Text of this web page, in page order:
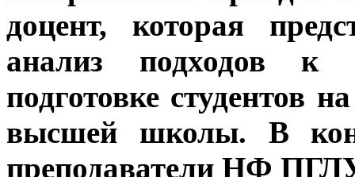
доцент, которая
анализ подходов к
подготовке студентов
высшей школы. В
преподаватели НФ